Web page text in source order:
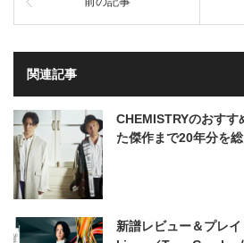
関連記事
CHEMISTRYのおす
た傑作まで20年分を
新譜レビュー＆プレ